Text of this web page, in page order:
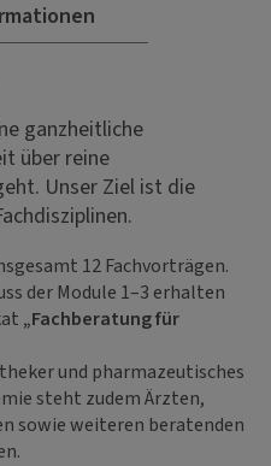
ganzheitliche
über reine
Unser Ziel ist die
12 Fachvorträgen.
der Module 1–3 erhalten
„Fachberatung für
und pharmazeutisches
steht zudem Ärzten,
sowie weiteren beratenden